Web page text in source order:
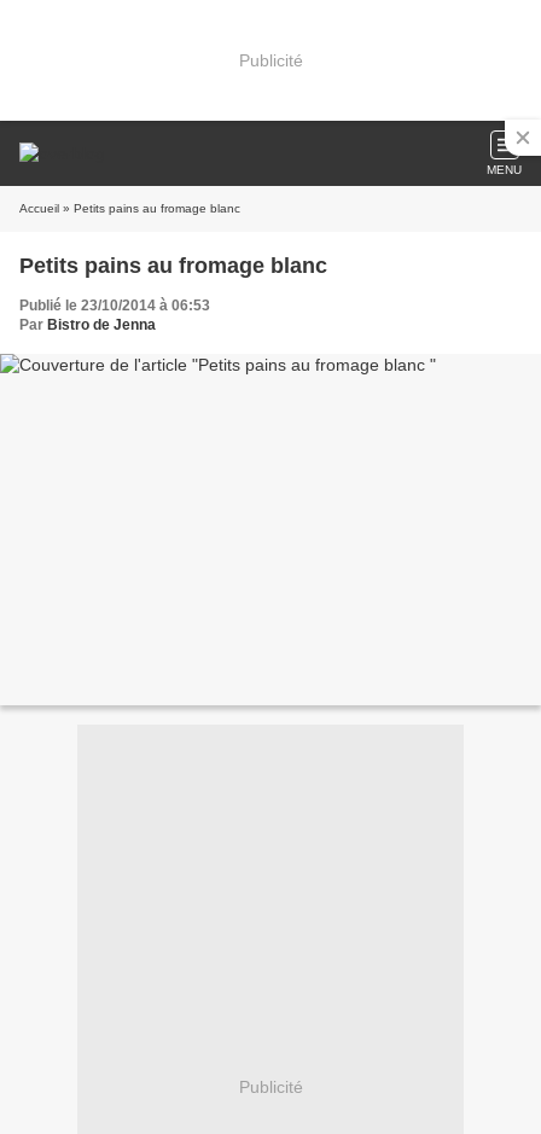
Publicité
MENU
Accueil » Petits pains au fromage blanc
Petits pains au fromage blanc
Publié le 23/10/2014 à 06:53
Par Bistro de Jenna
Publicité